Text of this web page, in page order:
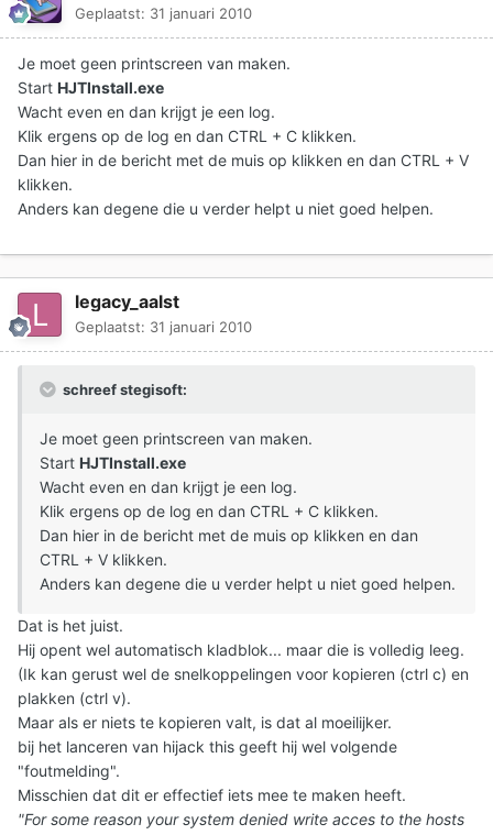
Geplaatst: 31 januari 2010
Je moet geen printscreen van maken.
Start HJTInstall.exe
Wacht even en dan krijgt je een log.
Klik ergens op de log en dan CTRL + C klikken.
Dan hier in de bericht met de muis op klikken en dan CTRL + V
klikken.
Anders kan degene die u verder helpt u niet goed helpen.
legacy_aalst
Geplaatst: 31 januari 2010
schreef stegisoft:
Je moet geen printscreen van maken.
Start HJTInstall.exe
Wacht even en dan krijgt je een log.
Klik ergens op de log en dan CTRL + C klikken.
Dan hier in de bericht met de muis op klikken en dan
CTRL + V klikken.
Anders kan degene die u verder helpt u niet goed helpen.
Dat is het juist.
Hij opent wel automatisch kladblok... maar die is volledig leeg.
(Ik kan gerust wel de snelkoppelingen voor kopieren (ctrl c) en
plakken (ctrl v).
Maar als er niets te kopieren valt, is dat al moeilijker.
bij het lanceren van hijack this geeft hij wel volgende
"foutmelding".
Misschien dat dit er effectief iets mee te maken heeft.
"For some reason your system denied write acces to the hosts